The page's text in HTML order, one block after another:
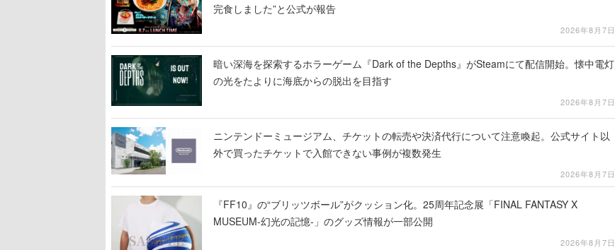
完食しました”と公式が報告
2026年8月7日
暗い深海を探索するホラーゲーム『Dark of the Depths』がSteamにて配信開始。懐中電灯
の光をたよりに海底からの脱出を目指す
2026年8月7日
ニンテンドーミュージアム、チケットの転売や決済代行について注意喚起。公式サイト以
外で買ったチケットで入館できない事例が複数発生
2026年8月7日
『FF10』の“ブリッツボール”がクッション化。25周年記念展「FINAL FANTASY X
MUSEUM-幻光の記憶-」のグッズ情報が一部公開
2026年8月7日